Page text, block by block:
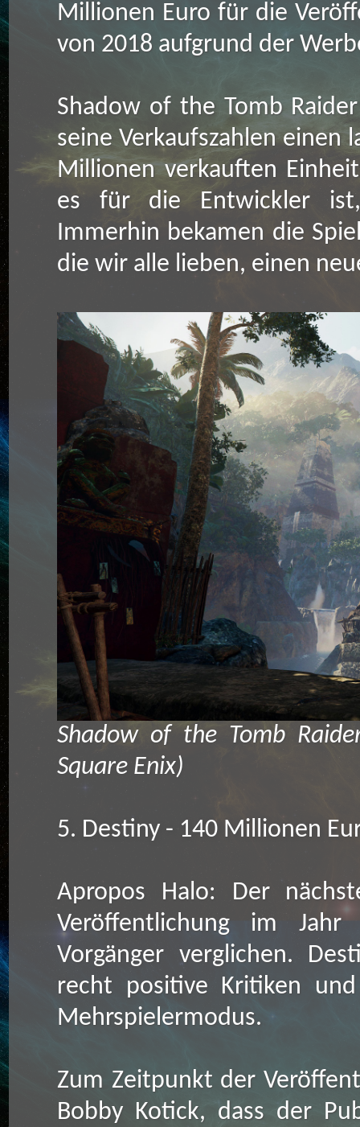
Millionen Euro für die
von 2018 aufgrund der
Shadow of the Tomb
seine Verkaufszahlen einen
Millionen verkauften
es für die Entwickler ist,
Immerhin bekamen die
die wir alle lieben, einen
Shadow of the Tomb
Square Enix)
5. Destiny - 140 Millionen
Apropos Halo: Der
Veröffentlichung im
Vorgänger verglichen.
recht positive Kritiken
Mehrspielermodus.
Zum Zeitpunkt der
Bobby Kotick, dass der